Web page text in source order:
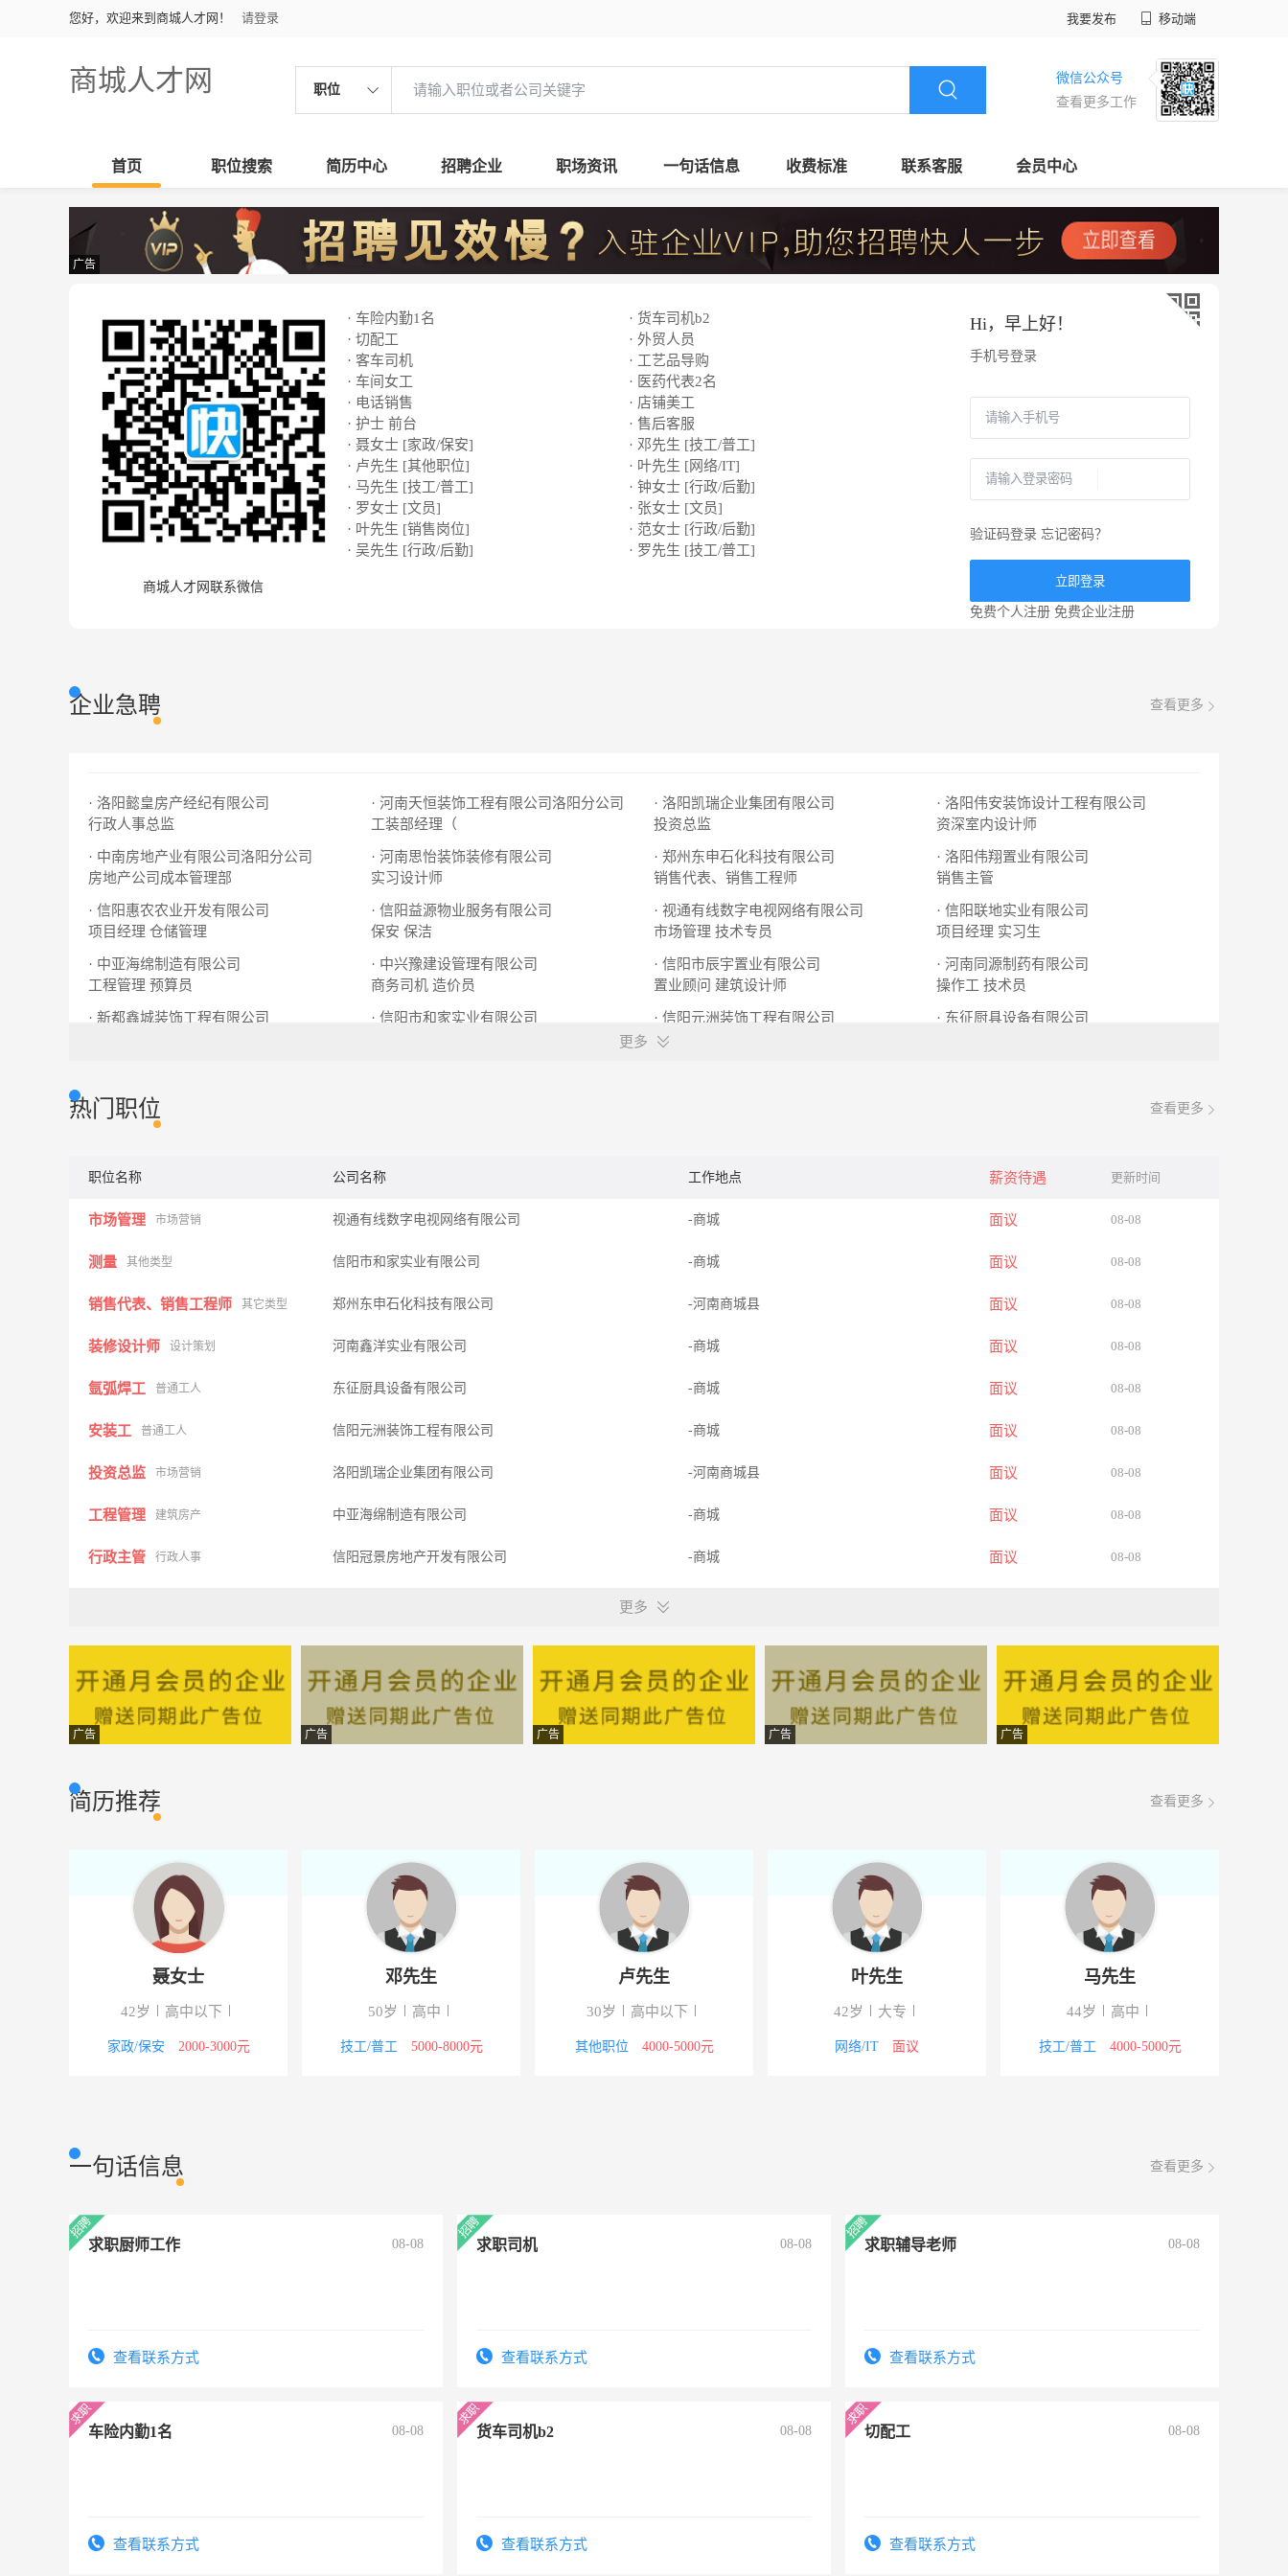
您好，欢迎来到商城人才网！ 请登录 我要发布 移动端
商城人才网 职位
微信公众号
查看更多工作
首页 职位搜索 简历中心 招聘企业 职场资讯 一句话信息 收费标准 联系客服 会员中心
广告
商城人才网联系微信
· 车险内勤1名
· 货车司机b2
· 切配工
· 外贸人员
· 客车司机
· 工艺品导购
· 车间女工
· 医药代表2名
· 电话销售
· 店铺美工
· 护士 前台
· 售后客服
· 聂女士 [家政/保安]
· 邓先生 [技工/普工]
· 卢先生 [其他职位]
· 叶先生 [网络/IT]
· 马先生 [技工/普工]
· 钟女士 [行政/后勤]
· 罗女士 [文员]
· 张女士 [文员]
· 叶先生 [销售岗位]
· 范女士 [行政/后勤]
· 吴先生 [行政/后勤]
· 罗先生 [技工/普工]
Hi， 早上好！
手机号登录
验证码登录 忘记密码？
立即登录
免费个人注册 免费企业注册
企业急聘 查看更多
· 洛阳懿皇房产经纪有限公司
行政人事总监
· 河南天恒装饰工程有限公司洛阳分公司
工装部经理（
· 洛阳凯瑞企业集团有限公司
投资总监
· 洛阳伟安装饰设计工程有限公司
资深室内设计师
· 中南房地产业有限公司洛阳分公司
房地产公司成本管理部
· 河南思怡装饰装修有限公司
实习设计师
· 郑州东申石化科技有限公司
销售代表、销售工程师
· 洛阳伟翔置业有限公司
销售主管
· 信阳惠农农业开发有限公司
项目经理 仓储管理
· 信阳益源物业服务有限公司
保安 保洁
· 视通有线数字电视网络有限公司
市场管理 技术专员
· 信阳联地实业有限公司
项目经理 实习生
· 中亚海绵制造有限公司
工程管理 预算员
· 中兴豫建设管理有限公司
商务司机 造价员
· 信阳市辰宇置业有限公司
置业顾问
建筑设计师
· 河南同源制药有限公司
操作工 技术员
· 新都鑫城装饰工程有限公司
· 信阳市和家实业有限公司
· 信阳元洲装饰工程有限公司
安装工
· 东征厨具设备有限公司
更多
热门职位 查看更多
职位名称 公司名称 工作地点 薪资待遇 更新时间
市场管理 市场营销 视通有线数字电视网络有限公司 -商城 面议 08-08
测量 其他类型 信阳市和家实业有限公司 -商城 面议 08-08
销售代表、销售工程师 其它类型 郑州东申石化科技有限公司 -河南商城县 面议 08-08
装修设计师 设计策划 河南鑫洋实业有限公司 -商城 面议 08-08
氩弧焊工 普通工人 东征厨具设备有限公司 -商城 面议 08-08
安装工 普通工人 信阳元洲装饰工程有限公司 -商城 面议 08-08
投资总监 市场营销 洛阳凯瑞企业集团有限公司 -河南商城县 面议 08-08
工程管理 建筑房产 中亚海绵制造有限公司 -商城 面议 08-08
行政主管 行政人事 信阳冠景房地产开发有限公司 -商城 面议 08-08
操作工 普通工人 河南同源制药有限公司 -商城 面议 08-08
电子商务专员 电脑网络 信阳现代园林有限责任公司 -商城 面议 08-08
技术员 其他类型
其他类型 信阳创新航空科技有限公司 08-08
室内设计师 设计策划 白云吉祥装饰工程有限公司 08-08
售前∕售后服务 客户服务 信阳新翔宇科技有限公司 08-08
家装顾问 其他类型 河南傲天装饰工程有限公司 -商城 08-08
更多
广告 广告 广告 广告 广告
简历推荐 查看更多
聂女士
42岁 高中以下
家政/保安 2000-3000元
邓先生
50岁 高中
技工/普工 5000-8000元
卢先生
30岁 高中以下
其他职位 4000-5000元
叶先生
42岁 大专
网络/IT 面议
马先生
44岁 高中
技工/普工 4000-5000元
一句话信息 查看更多
求职厨师工作 08-08
查看联系方式
求职司机 08-08
查看联系方式
求职辅导老师 08-08
查看联系方式
车险内勤1名 08-08
查看联系方式
货车司机b2 08-08
查看联系方式
切配工 08-08
查看联系方式